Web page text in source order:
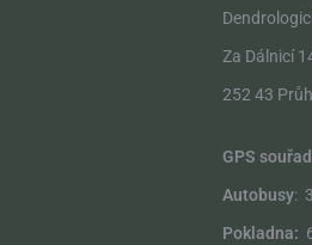
Za Dálnicí
252 43
GPS
Autobusy:
Pokladna: